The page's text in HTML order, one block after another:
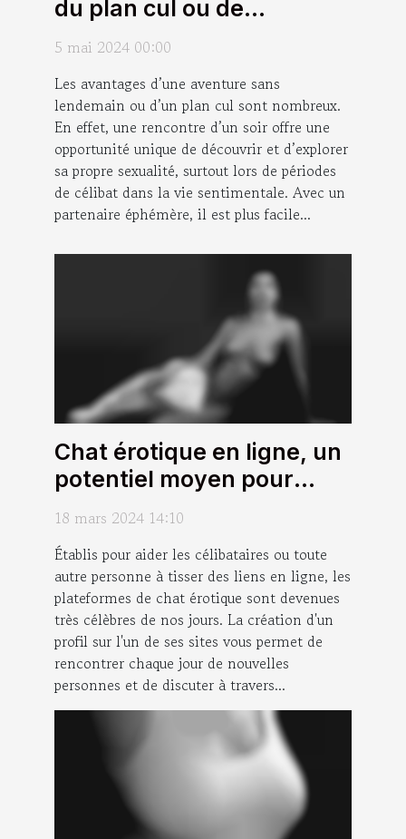
du plan cul ou de
l’aventure sans lendemain
5 mai 2024 00:00
Les avantages d’une aventure sans
lendemain ou d’un plan cul sont nombreux.
En effet, une rencontre d’un soir offre une
opportunité unique de découvrir et d’explorer
sa propre sexualité, surtout lors de périodes
de célibat dans la vie sentimentale. Avec un
partenaire éphémère, il est plus facile...
Chat érotique en ligne, un
potentiel moyen pour
tisser des liens ?
18 mars 2024 14:10
Établis pour aider les célibataires ou toute
autre personne à tisser des liens en ligne, les
plateformes de chat érotique sont devenues
très célèbres de nos jours. La création d'un
profil sur l'un de ses sites vous permet de
rencontrer chaque jour de nouvelles
personnes et de discuter à travers...